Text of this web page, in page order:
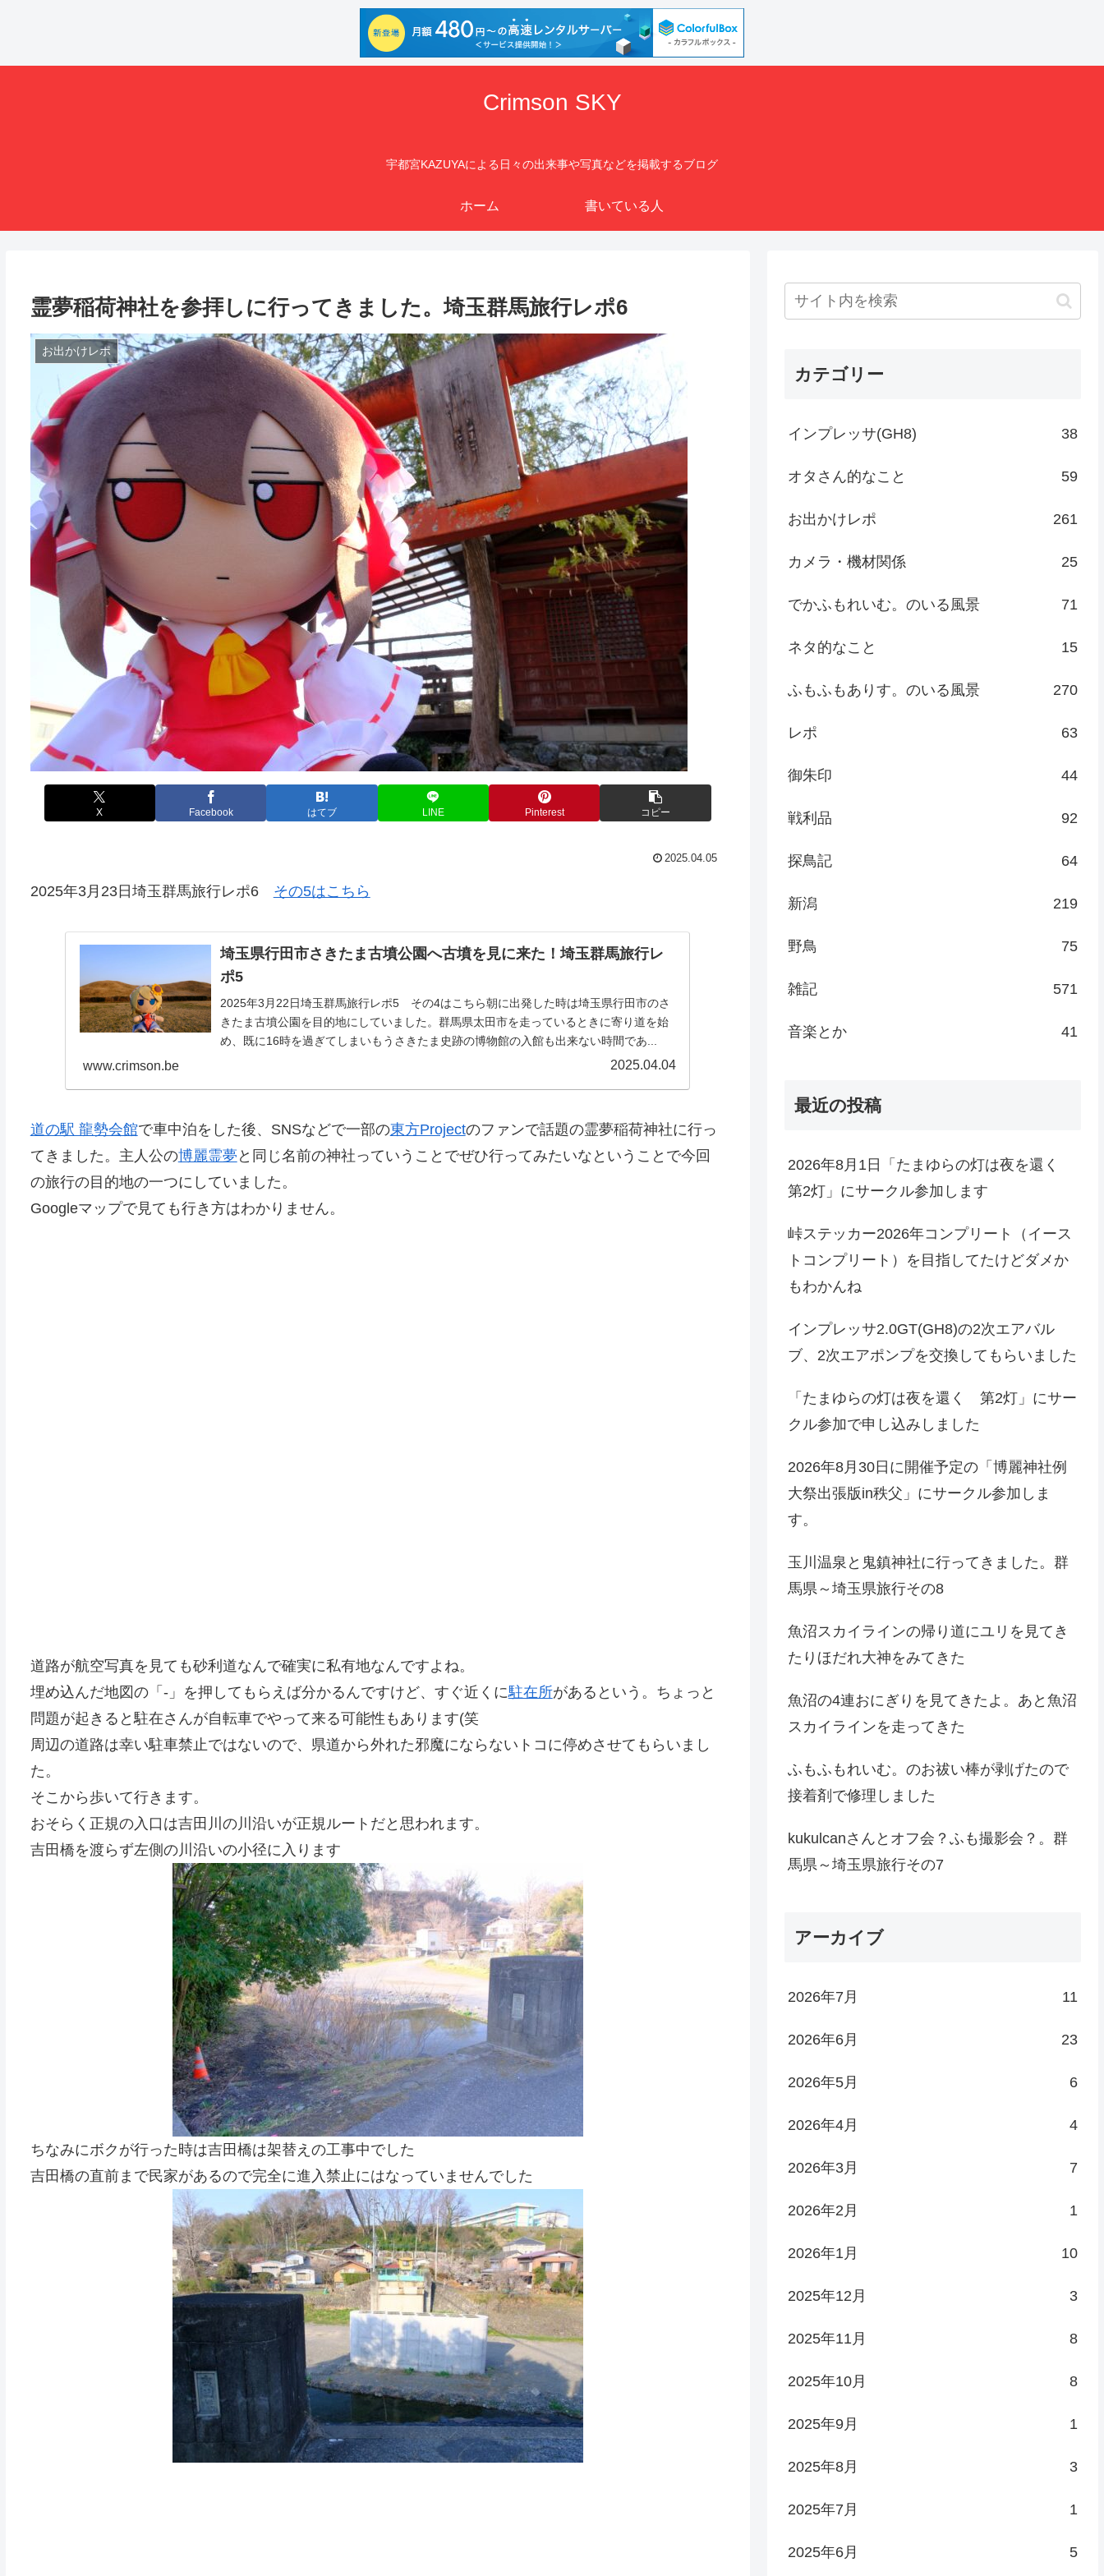
Crimson SKY
宇都宮KAZUYAによる日々の出来事や写真などを掲載するブログ
ホーム 書いている人
霊夢稲荷神社を参拝しに行ってきました。埼玉群馬旅行レポ6
お出かけレポ
X Facebook はてブ LINE Pinterest コピー
2025.04.05
2025年3月23日埼玉群馬旅行レポ6 その5はこちら
埼玉県行田市さきたま古墳公園へ古墳を見に来た！埼玉群馬旅行レ
ポ5
2025年3月22日埼玉群馬旅行レポ5 その4はこちら朝に出発した時は埼玉県行田市のさ
きたま古墳公園を目的地にしていました。群馬県太田市を走っているときに寄り道を始
め、既に16時を過ぎてしまいもうさきたま史跡の博物館の入館も出来ない時間であ...
www.crimson.be 2025.04.04
道の駅 龍勢会館で車中泊をした後、SNSなどで一部の東方Projectのファンで話題の霊夢稲荷神社に行っ
てきました。主人公の博麗霊夢 と同じ名前の神社っていうことでぜひ行ってみたいなということで今回
の旅行の目的地の一つにしていました。
Googleマップで見ても行き方はわかりません。
道路が航空写真を見ても砂利道なんで確実に私有地なんですよね。
埋め込んだ地図の「-」を押してもらえば分かるんですけど、すぐ近くに駐在所があるという。ちょっと
問題が起きると駐在さんが自転車でやって来る可能性もあります(笑
周辺の道路は幸い駐車禁止ではないので、県道から外れた邪魔にならないトコに停めさせてもらいまし
た。
そこから歩いて行きます。
おそらく正規の入口は吉田川の川沿いが正規ルートだと思われます。
吉田橋を渡らず左側の川沿いの小径に入ります
ちなみにボクが行った時は吉田橋は架替えの工事中でした
吉田橋の直前まで民家があるので完全に進入禁止にはなっていませんでした
カテゴリー
インプレッサ(GH8) 38
オタさん的なこと 59
お出かけレポ 261
カメラ・機材関係 25
でかふもれいむ。のいる風景 71
ネタ的なこと 15
ふもふもありす。のいる風景 270
レポ 63
御朱印 44
戦利品 92
探鳥記 64
新潟 219
野鳥 75
雑記 571
音楽とか 41
最近の投稿
2026年8月1日「たまゆらの灯は夜を還く
第2灯」にサークル参加します
峠ステッカー2026年コンプリート（イース
トコンプリート）を目指してたけどダメか
もわかんね
インプレッサ2.0GT(GH8)の2次エアバル
ブ、2次エアポンプを交換してもらいました
「たまゆらの灯は夜を還く 第2灯」にサー
クル参加で申し込みしました
2026年8月30日に開催予定の「博麗神社例
大祭出張版in秩父」にサークル参加しま
す。
玉川温泉と鬼鎮神社に行ってきました。群
馬県～埼玉県旅行その8
魚沼スカイラインの帰り道にユリを見てき
たりほだれ大神をみてきた
魚沼の4連おにぎりを見てきたよ。あと魚沼
スカイラインを走ってきた
ふもふもれいむ。のお祓い棒が剥げたので
接着剤で修理しました
kukulcanさんとオフ会？ふも撮影会？。群
馬県～埼玉県旅行その7
アーカイブ
2026年7月 11
2026年6月 23
2026年5月 6
2026年4月 4
2026年3月 7
2026年2月 1
2026年1月 10
2025年12月 3
2025年11月 8
2025年10月 8
2025年9月 1
2025年8月 3
2025年7月 1
2025年6月 5